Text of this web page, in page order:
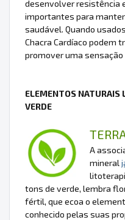
desenvolver resistência
importantes para manter
saudável. Quando
Chacra Cardíaco podem
promover uma
ELEMENTOS NATURAIS
VERDE
A
mineral
tons de verde, lembra
fértil, que ecoa o
conhecido pelas suas